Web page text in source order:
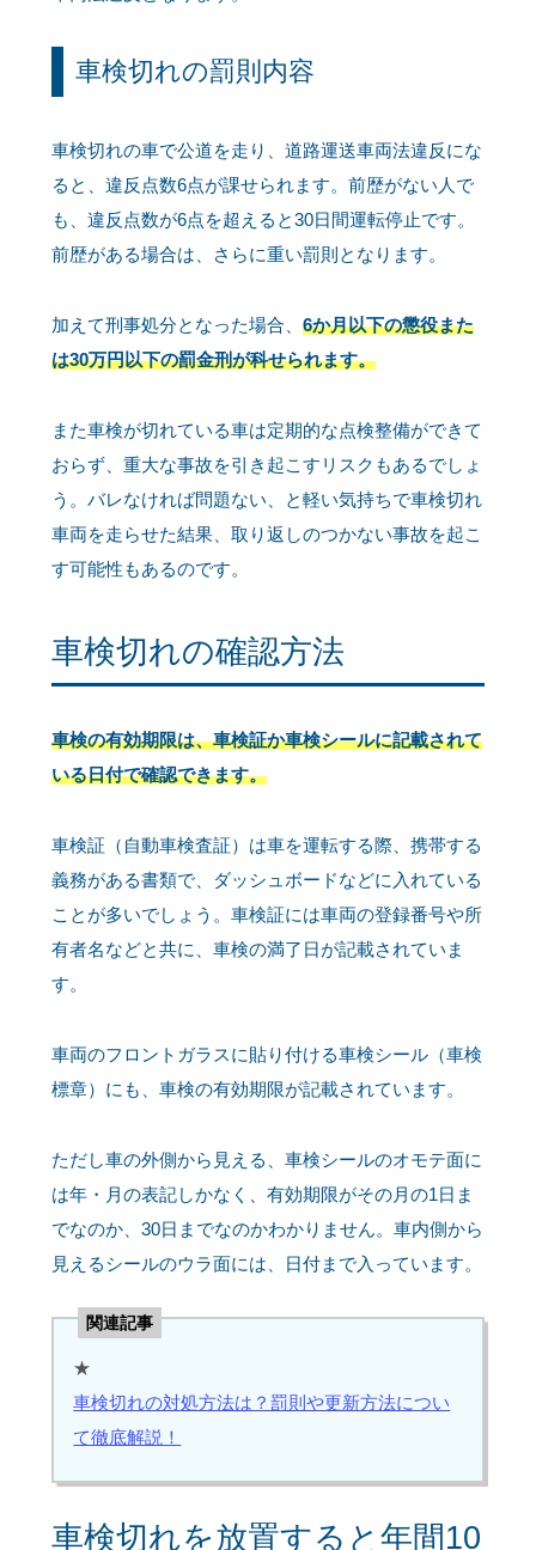
車検切れの罰則内容
車検切れの車で公道を走り、道路運送車両法違反にな
ると、違反点数6点が課せられます。前歴がない人で
も、違反点数が6点を超えると30日間運転停止です。
前歴がある場合は、さらに重い罰則となります。
加えて刑事処分となった場合、 6か月以下の懲役また
は30万円以下の罰金刑が科せられます。
また車検が切れている車は定期的な点検整備ができて
おらず、重大な事故を引き起こすリスクもあるでしょ
う。バレなければ問題ない、と軽い気持ちで車検切れ
車両を走らせた結果、取り返しのつかない事故を起こ
す可能性もあるのです。
車検切れの確認方法
車検の有効期限は、車検証か車検シールに記載されて
いる日付で確認できます。
車検証（自動車検査証）は車を運転する際、携帯する
義務がある書類で、ダッシュボードなどに入れている
ことが多いでしょう。車検証には車両の登録番号や所
有者名などと共に、車検の満了日が記載されていま
す。
車両のフロントガラスに貼り付ける車検シール（車検
標章）にも、車検の有効期限が記載されています。
ただし車の外側から見える、車検シールのオモテ面に
は年・月の表記しかなく、有効期限がその月の1日ま
でなのか、30日までなのかわかりません。車内側から
見えるシールのウラ面には、日付まで入っています。
関連記事
★
車検切れの対処方法は？罰則や更新方法につい
て徹底解説！
車検切れを放置すると年間10